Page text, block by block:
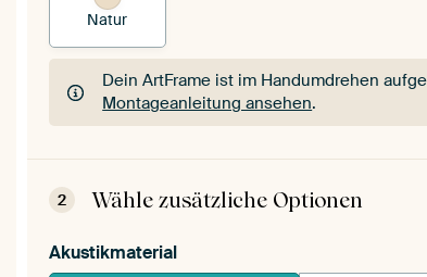
Natur
Dein ArtFrame ist im Handumdrehen
Montageanleitung ansehen.
Dein ArtFrame ist im Handumdrehen
2 Wähle zusätzliche Optionen
Akustikmaterial